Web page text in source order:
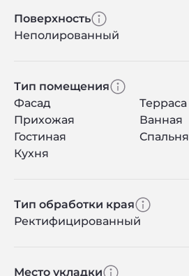
Поверхность
Неполированный
Тип помещения
Фасад
Терраса
Прихожая
Ванная
Гостиная
Спальня
Кухня
Тип обработки края
Ректифицированный
Место укладки